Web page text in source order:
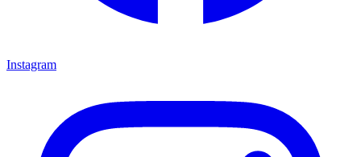
Instagram